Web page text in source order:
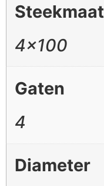
Steekmaat
4×100
Gaten
4
Diameter